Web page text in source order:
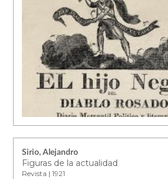
Sirio, Alejandro
Figuras de la actualidad
Revista | 1921